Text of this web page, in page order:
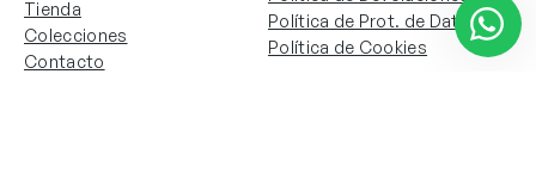
Tienda
Colecciones
Contacto
Política de Prot. de Datos
Política de Cookies